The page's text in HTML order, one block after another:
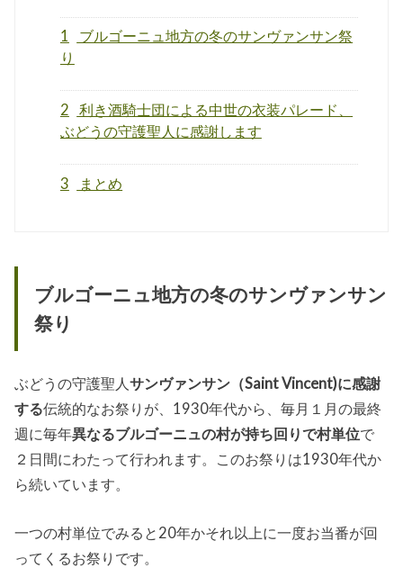
1
ブルゴーニュ地方の冬のサンヴァンサン祭
り
2 利き酒騎士団による中世の衣装パレード、
ぶどうの守護聖人に感謝します
3 まとめ
ブルゴーニュ地方の冬のサンヴァンサン
祭り
ぶどうの守護聖人サンヴァンサン（Saint Vincent)に感謝
する伝統的なお祭りが、1930年代から、毎月１月の最終
週に毎年異なるブルゴーニュの村が持ち回りで村単位で
２日間にわたって行われます。このお祭りは1930年代か
ら続いています。
一つの村単位でみると20年かそれ以上に一度お当番が回
ってくるお祭りです。